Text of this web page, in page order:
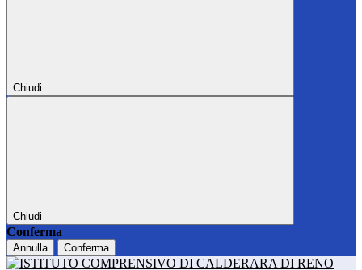
Chiudi
Chiudi
Conferma
Annulla Conferma